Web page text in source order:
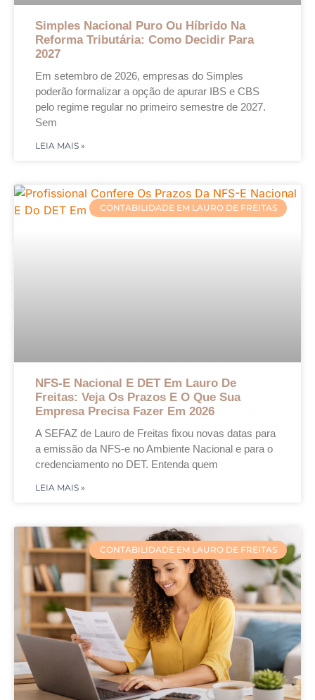
Simples Nacional Puro Ou Híbrido Na
Reforma Tributária: Como Decidir Para
2027
Em setembro de 2026, empresas do Simples
poderão formalizar a opção de apurar IBS e CBS
pelo regime regular no primeiro semestre de 2027.
Sem
LEIA MAIS »
CONTABILIDADE EM LAURO DE FREITAS
NFS-E Nacional E DET Em Lauro De
Freitas: Veja Os Prazos E O Que Sua
Empresa Precisa Fazer Em 2026
A SEFAZ de Lauro de Freitas fixou novas datas para
a emissão da NFS-e no Ambiente Nacional e para o
credenciamento no DET. Entenda quem
LEIA MAIS »
CONTABILIDADE EM LAURO DE FREITAS